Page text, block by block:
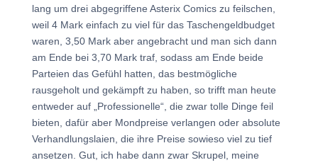
lang um drei abgegriffene Asterix Comics zu feilschen,
weil 4 Mark einfach zu viel für das Taschengeldbudget
waren, 3,50 Mark aber angebracht und man sich dann
am Ende bei 3,70 Mark traf, sodass am Ende beide
Parteien das Gefühl hatten, das bestmögliche
rausgeholt und gekämpft zu haben, so trifft man heute
entweder auf „Professionelle“, die zwar tolle Dinge feil
bieten, dafür aber Mondpreise verlangen oder absolute
Verhandlungslaien, die ihre Preise sowieso viel zu tief
ansetzen. Gut, ich habe dann zwar Skrupel, meine